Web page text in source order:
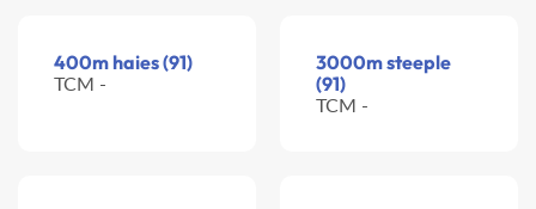
400m haies (91)
TCM -
3000m steeple
(91)
TCM -